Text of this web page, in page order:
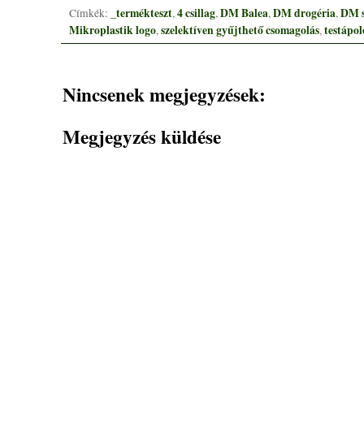
Címkék: _termékteszt,4 csillag,DM Balea,DM drogéria,DM
Mikroplastik logo,szelektíven gyűjthető csomagolás,
Nincsenek megjegyzések:
Megjegyzés küldése